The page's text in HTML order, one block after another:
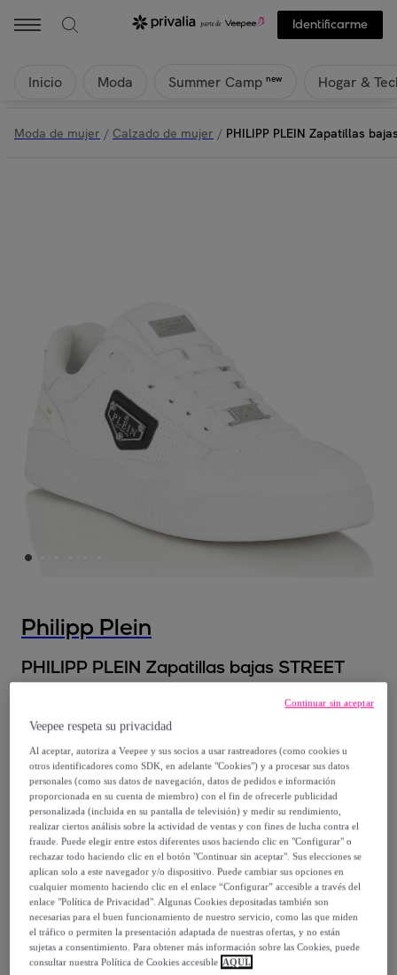
Identificarme
Inicio Moda Summer Camp new Hogar &
Moda de mujer / Calzado de mujer / PHILIPP PLEIN Zapatillas
Philipp Plein
PHILIPP PLEIN Zapatillas bajas STREET
219, €
730,00 €
-70%
Vendido porPHILIPP PLEIN
Entrega
Envío gratis
Veepee respeta su privacidad
Al aceptar, autoriza a Veepee y sus socios a usar rastreadores (como cookies u
otros identificadores como SDK, en adelante "Cookies") y a procesar sus datos
personales (como sus datos de navegación, datos de pedidos e información
proporcionada en su cuenta de miembro) con el fin de ofrecerle publicidad
personalizada (incluida en su pantalla de televisión) y medir su rendimiento,
realizar ciertos análisis sobre la actividad de ventas y con fines de lucha contra el
fraude. Puede elegir entre estos diferentes usos haciendo clic en "Configurar" o
rechazar todo haciendo clic en el botón "Continuar sin aceptar". Sus elecciones se
aplican solo a este navegador y/o dispositivo. Puede cambiar sus opciones en
cualquier momento haciendo clic en el enlace “Configurar” accesible a través del
enlace "Política de Privacidad". Algunas Cookies depositadas también son
necesarias para el buen funcionamiento de nuestro servicio, como las que miden
el tráfico o permiten la presentación adaptada de nuestras ofertas, y no están
sujetas a consentimiento. Para obtener más información sobre las Cookies, puede
consultar nuestra Política de Cookies accesible AQUÍ.
Continuar sin aceptar